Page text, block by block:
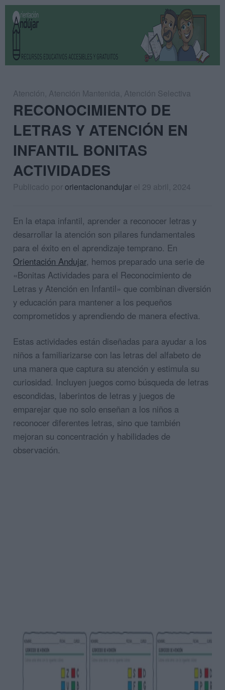
Atención, Atención Mantenida, Atención Selectiva
RECONOCIMIENTO DE
LETRAS Y ATENCIÓN EN
INFANTIL BONITAS
ACTIVIDADES
Publicado pororientacionandujar el 29 abril, 2024
En la etapa infantil, aprender a reconocer letras y
desarrollar la atención son pilares fundamentales
para el éxito en el aprendizaje temprano. En
Orientación Andujar, hemos preparado una serie de
«Bonitas Actividades para el Reconocimiento de
Letras y Atención en Infantil» que combinan diversión
y educación para mantener a los pequeños
comprometidos y aprendiendo de manera efectiva.
Estas actividades están diseñadas para ayudar a los
niños a familiarizarse con las letras del alfabeto de
una manera que captura su atención y estimula su
curiosidad. Incluyen juegos como búsqueda de letras
escondidas, laberintos de letras y juegos de
emparejar que no solo enseñan a los niños a
reconocer diferentes letras, sino que también
mejoran su concentración y habilidades de
observación.